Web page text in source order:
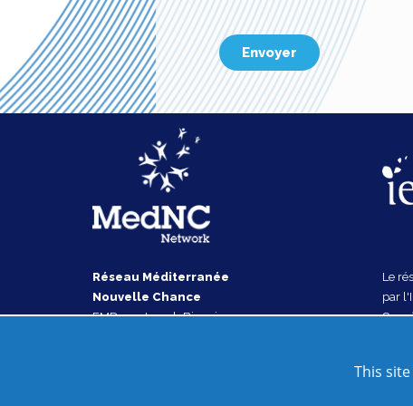
Réseau Méditerranée
Nouvelle Chance
EMD rue Joseph Biaggi
Le
par
This